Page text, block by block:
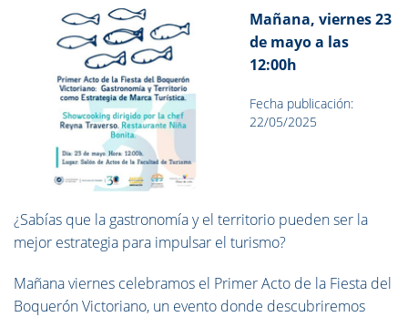
Mañana, viernes 23
de mayo a las
12:00h
Fecha publicación:
22/05/2025
¿Sabías que la gastronomía y el territorio pueden ser la
mejor estrategia para impulsar el turismo?
Mañana viernes celebramos el Primer Acto de la Fiesta del
Boquerón Victoriano, un evento donde descubriremos